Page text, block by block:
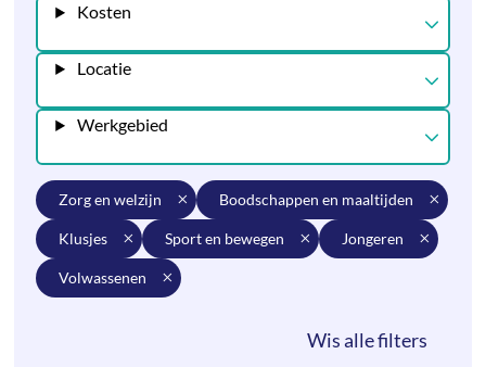
Kosten
Locatie
Werkgebied
zorg en welzijn boodschappen en maaltijden
klusjes sport en bewegen jongeren
volwassenen